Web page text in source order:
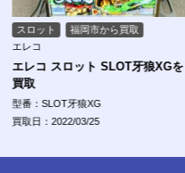
スロット
福岡市から買取
エレコ
エレコ スロット SLOT牙狼XGを
買取
型番：SLOT牙狼XG
買取日：2022/03/25